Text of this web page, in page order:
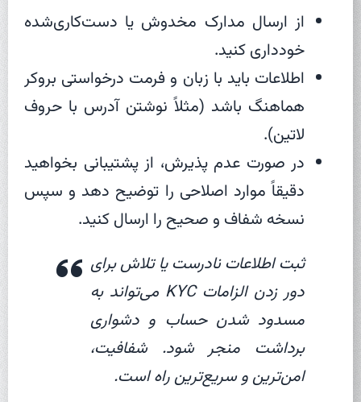
از ارسال مدارک مخدوش یا دست‌کاری‌شده
خودداری کنید.
اطلاعات باید با زبان و فرمت درخواستی بروکر
هماهنگ باشد (مثلاً نوشتن آدرس با حروف
لاتین).
در صورت عدم پذیرش، از پشتیبانی بخواهید
دقیقاً موارد اصلاحی را توضیح دهد و سپس
نسخه شفاف و صحیح را ارسال کنید.
ثبت اطلاعات نادرست یا تلاش برای
دور زدن الزامات KYC می‌تواند به
مسدود شدن حساب و دشواری
برداشت منجر شود. شفافیت،
امن‌ترین و سریع‌ترین راه است.